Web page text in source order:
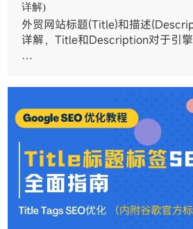
详解)
外贸网站标题(Title)和描述
详解，Title和Description对于引擎
…